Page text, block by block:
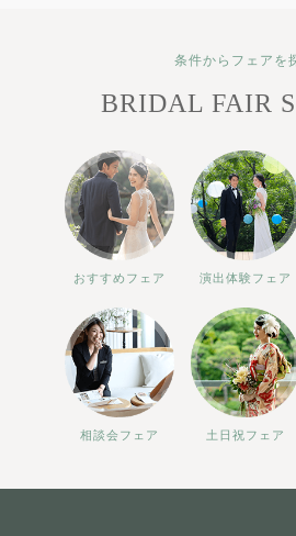
条件からフェアを
BRIDAL FAIR
おすすめフェア 演出体験フェア
相談会フェア 土日祝フェア